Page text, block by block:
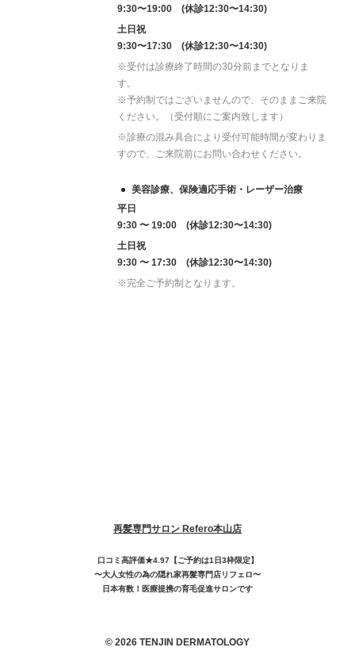
9:30〜19:00 (休診12:30〜14:30)
土日祝
9:30〜17:30 (休診12:30〜14:30)
※受付は診療終了時間の30分前までとなりま
す。
※予約制ではございませんので、そのままご来院
ください。（受付順にご案内致します）
※診療の混み具合により受付可能時間が変わりま
すので、ご来院前にお問い合わせください。
美容診療、保険適応手術・レーザー治療
平日
9:30 〜 19:00 (休診12:30〜14:30)
土日祝
9:30 〜 17:30 (休診12:30〜14:30)
※完全ご予約制となります。
再髪専門サロン Refero本山店
口コミ高評価★4.97【ご予約は1日3枠限定】
〜大人女性の為の隠れ家再髮専門店リフェロ〜
日本有数！医療提携の育毛促進サロンです
© 2026 TENJIN DERMATOLOGY